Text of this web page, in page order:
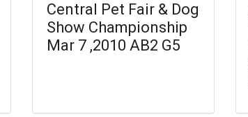
Central Pet Fair & Dog
Show Championship
Mar 7 ,2010 AB2 G5